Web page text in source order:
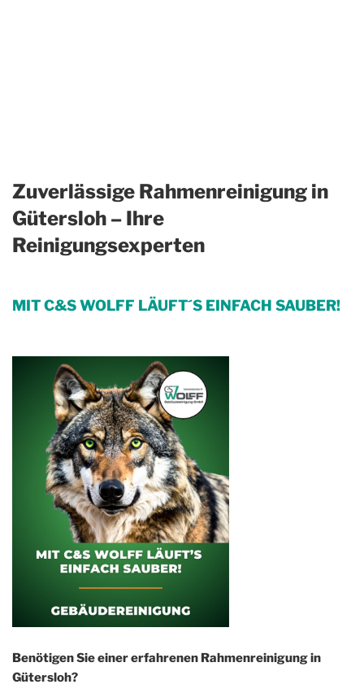
Zuverlässige Rahmenreinigung in
Gütersloh – Ihre
Reinigungsexperten
MIT C&S WOLFF LÄUFT´S EINFACH SAUBER!
Benötigen Sie einer erfahrenen Rahmenreinigung in
Gütersloh?